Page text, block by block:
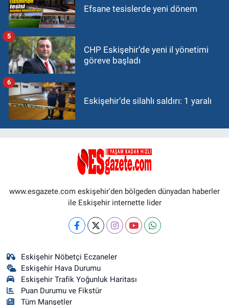
Efsane tesislerde yeni dönem
CHP Eskişehir’de yeni il yönetimi
göreve başladı
5
Eskişehir’de silahlı saldırı: 1 yaralı
6
www.esgazete.com eskişehir'den bölgeden dünyadan haberler
ile Eskişehir internette lider
Eskişehir Nöbetçi Eczaneler
Eskişehir Hava Durumu
Eskişehir Trafik Yoğunluk Haritası
Puan Durumu ve Fikstür
Tüm Manşetler